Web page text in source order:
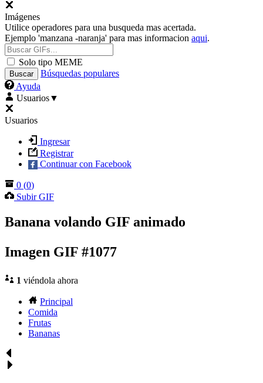
Imágenes
Utilice operadores para una busqueda mas acertada.
Ejemplo 'manzana -naranja' para mas informacion aqui.
Solo tipo MEME
Búsquedas populares
Ayuda
Usuarios▼
Usuarios
Ingresar
Registrar
Continuar con Facebook
0 (0)
Subir GIF
Banana volando GIF animado
Imagen GIF #1077
1 viéndola ahora
Principal
Comida
Frutas
Bananas